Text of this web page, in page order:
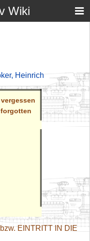
Wiki
Heinrich
EINTRITT IN DIE